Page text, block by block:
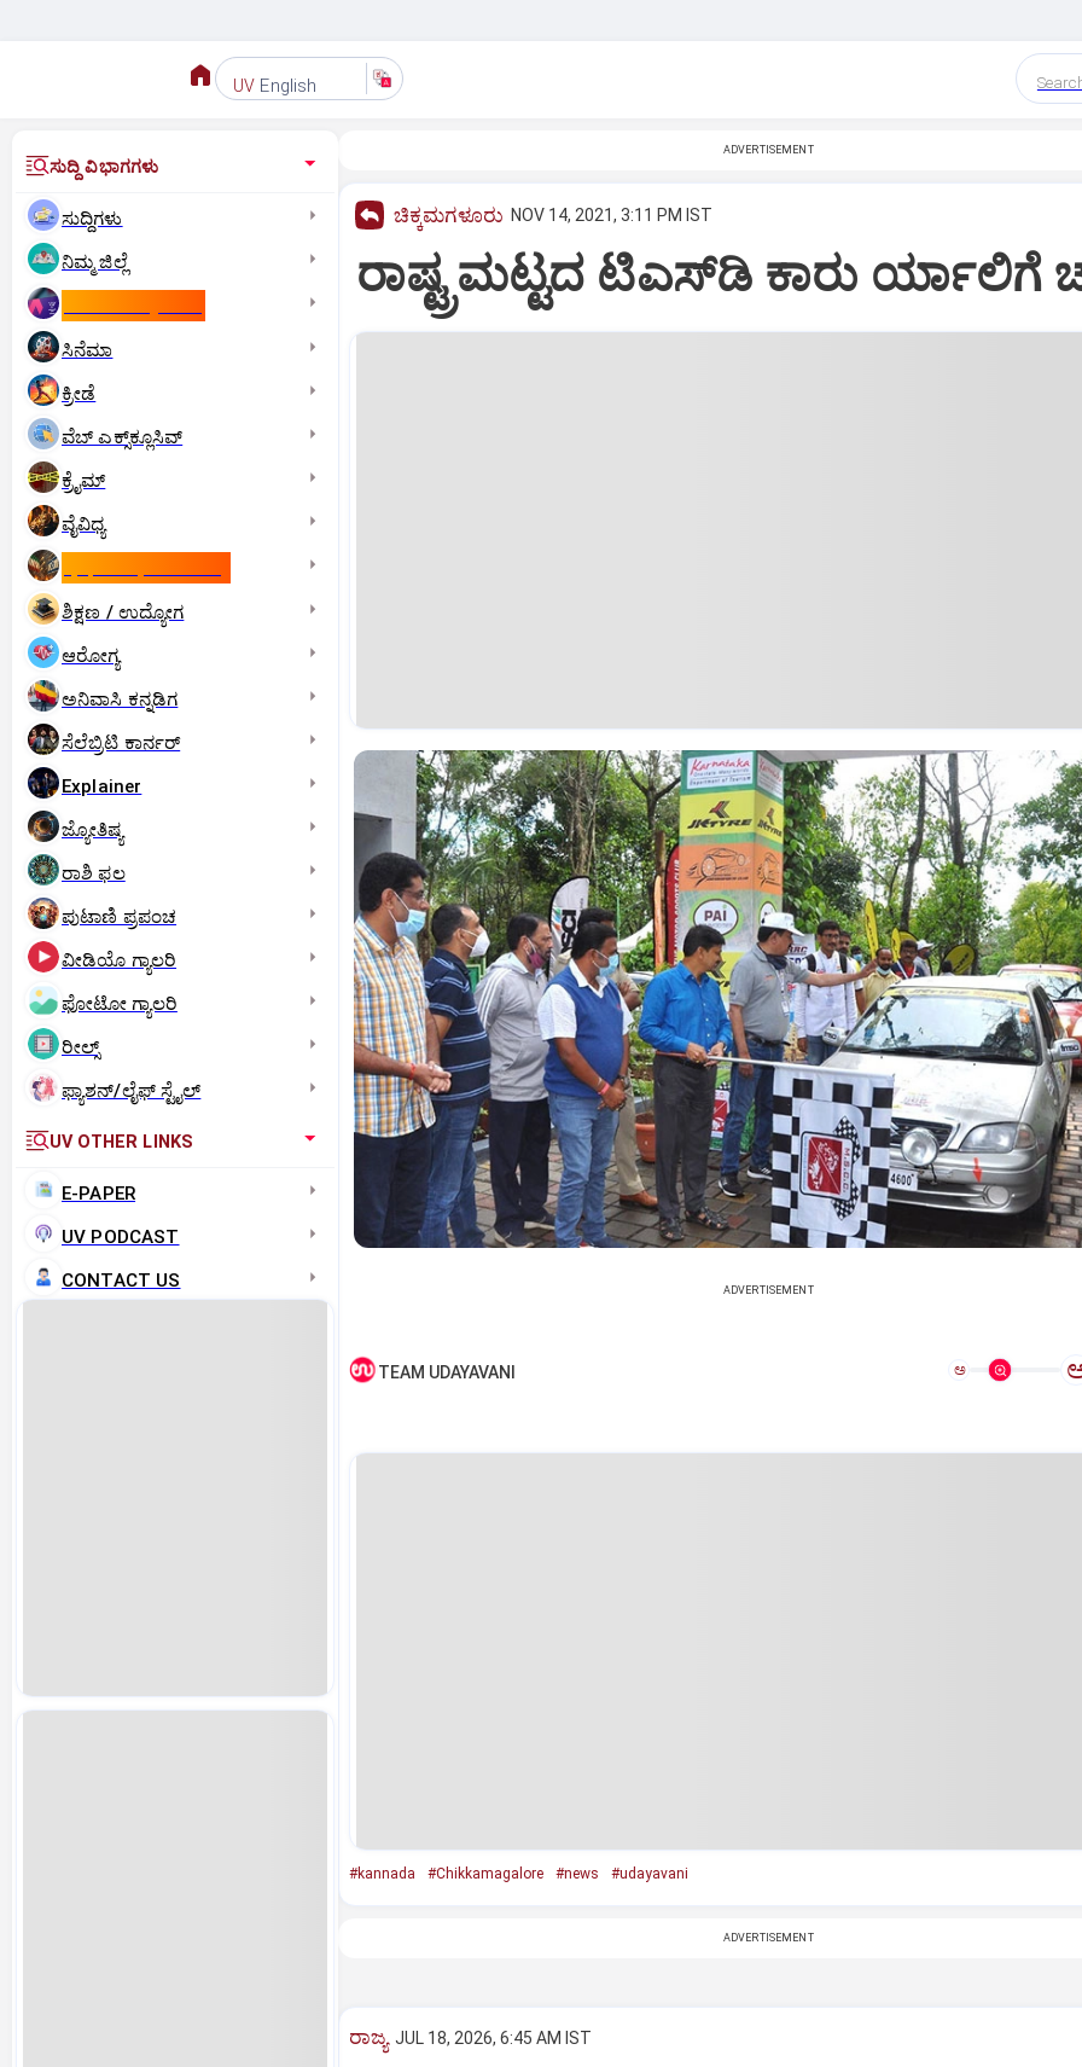
UV English
ಸುದ್ದಿ ವಿಭಾಗಗಳು
ಸುದ್ದಿಗಳು
ನಿಮ್ಮ ಜಿಲ್ಲೆ
ಸಿನೆಮಾ
ಕ್ರೀಡೆ
ವೆಬ್ ಎಕ್ಸ್‌ಕ್ಲೂಸಿವ್
ಕ್ರೈಮ್
ವೈವಿಧ್ಯ
ಶಿಕ್ಷಣ / ಉದ್ಯೋಗ
ಆರೋಗ್ಯ
ಅನಿವಾಸಿ ಕನ್ನಡಿಗ
ಸೆಲೆಬ್ರಿಟಿ ಕಾರ್ನರ್‌
Explainer
ಜ್ಯೋತಿಷ್ಯ
ರಾಶಿ ಫಲ
ಪುಟಾಣಿ ಪ್ರಪಂಚ
ವೀಡಿಯೊ ಗ್ಯಾಲರಿ
ಫೋಟೋ ಗ್ಯಾಲರಿ
ರೀಲ್ಸ್
ಫ್ಯಾಶನ್/ಲೈಫ್‌ ಸ್ಟೈಲ್
UV OTHER LINKS
E-PAPER
UV PODCAST
CONTACT US
ADVERTISEMENT
ಚಿಕ್ಕಮಗಳೂರು NOV 14, 2021, 3:11 PM IST
ರಾಷ್ಟ್ರಮಟ್ಟದ ಟಿಎಸ್‌ಡಿ ಕಾರು ರ್ಯಾಲಿಗೆ
ADVERTISEMENT
TEAM UDAYAVANI ಅ
#kannada #Chikkamagalore #news #udayavani
ADVERTISEMENT
ರಾಜ್ಯ JUL 18, 2026, 6:45 AM IST